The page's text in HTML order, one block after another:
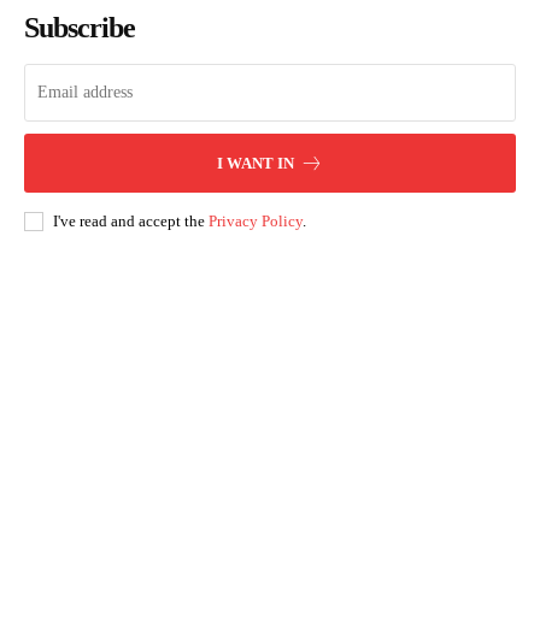
Subscribe
I WANT IN
I've read and accept the Privacy Policy.